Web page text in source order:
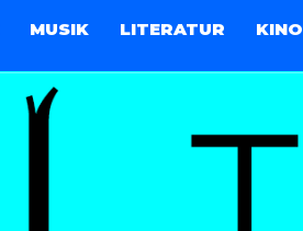
MUSIK LITERATUR KINO